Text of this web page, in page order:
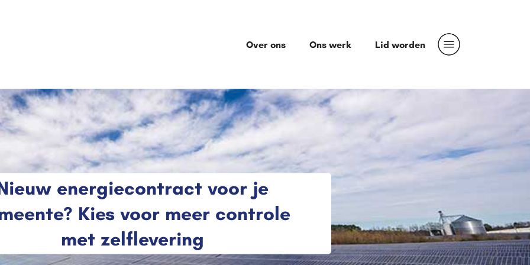
Over ons Ons werk Lid worden
energiecontract voor je
Kies voor meer controle
met zelflevering